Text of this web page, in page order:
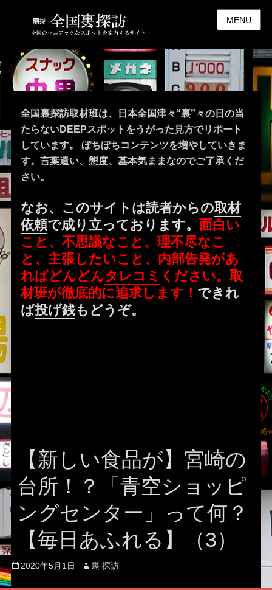
MENU
全国裏探訪取材班は、日本全国津々“裏”々の日の当
たらないDEEPスポットをうがった見方でリポート
しています。 ぼちぼちコンテンツを増やしていきま
す。言葉遣い、態度、基本気ままなのでご了承くだ
さい。
なお、このサイトは読者からの取材
依頼で成り立っております。面白い
こと、不思議なこと、理不尽なこ
と、主張したいこと、内部告発があ
ればどんどんタレコミ ください。取
材班が徹底的に追求します！ できれ
ば投げ銭もどうぞ。
【新しい食品が】宮崎の
台所！？「青空ショッピ
ングセンター」って何？
【毎日あふれる】（3）
Posted
on
2020年5月1日 Author
裏 探訪